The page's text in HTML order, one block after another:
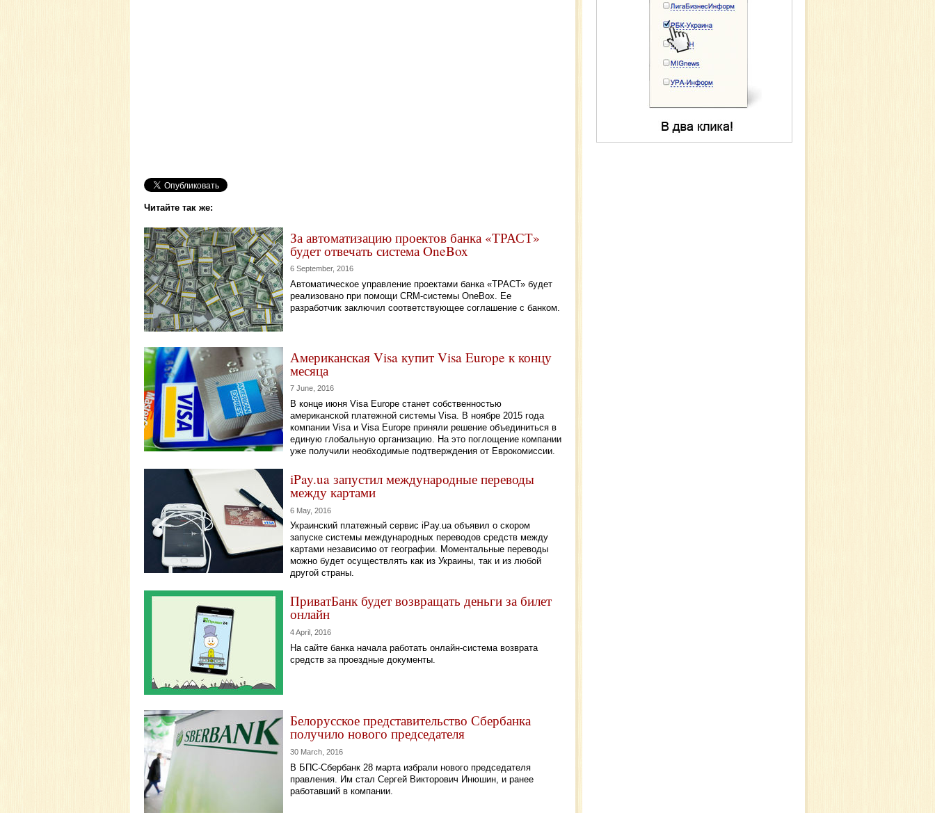
Читайте так же:
За автоматизацию проектов банка «ТРАСТ»
будет отвечать система OneBox
6 September, 2016
Автоматическое управление проектами банка «ТРАСТ» будет
реализовано при помощи CRM-системы OneBox. Ее
разработчик заключил соответствующее соглашение с банком.
Американская Visa купит Visa Europe к концу
месяца
7 June, 2016
В конце июня Visa Europe станет собственностью
американской платежной системы Visa. В ноябре 2015 года
компании Visa и Visa Europe приняли решение объединиться в
единую глобальную организацию. На это поглощение компании
уже получили необходимые подтверждения от Еврокомиссии.
iPay.ua запустил международные переводы
между картами
6 May, 2016
Украинский платежный сервис iPay.ua объявил о скором
запуске системы международных переводов средств между
картами независимо от географии. Моментальные переводы
можно будет осуществлять как из Украины, так и из любой
другой страны.
ПриватБанк будет возвращать деньги за билет
онлайн
4 April, 2016
На сайте банка начала работать онлайн-система возврата
средств за проездные документы.
Белорусское представительство Сбербанка
получило нового председателя
30 March, 2016
В БПС-Сбербанк 28 марта избрали нового председателя
правления. Им стал Сергей Викторович Инюшин, и ранее
работавший в компании.